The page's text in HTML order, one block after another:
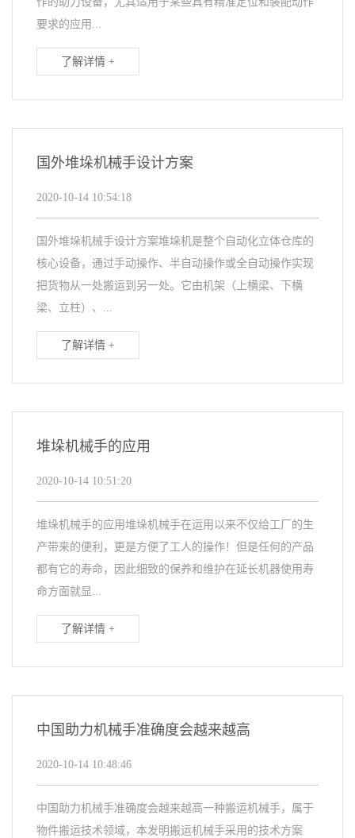
要求的应用...
了解详情 +
国外堆垛机械手设计方案
2020-10-14 10:54:18
国外堆垛机械手设计方案堆垛机是整个自动化立体仓库的
核心设备，通过手动操作、半自动操作或全自动操作实现
把货物从一处搬运到另一处。它由机架（上横梁、下横
梁、立柱）、...
了解详情 +
堆垛机械手的应用
2020-10-14 10:51:20
堆垛机械手的应用堆垛机械手在运用以来不仅给工厂的生
产带来的便利，更是方便了工人的操作！但是任何的产品
都有它的寿命，因此细致的保养和维护在延长机器使用寿
命方面就显...
了解详情 +
中国助力机械手准确度会越来越高
2020-10-14 10:48:46
中国助力机械手准确度会越来越高一种搬运机械手，属于
物件搬运技术领域，本发明搬运机械手采用的技术方案